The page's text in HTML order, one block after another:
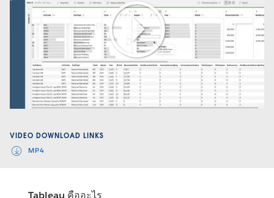
Play
Video
VIDEO DOWNLOAD LINKS
MP4
Tableau คืออะไร